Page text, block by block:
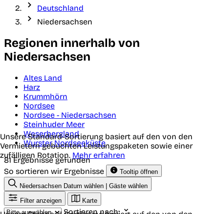
Deutschland
Niedersachsen
Regionen innerhalb von
Niedersachsen
Altes Land
Harz
Krummhörn
Nordsee
Nordsee - Niedersachsen
Steinhuder Meer
Weserbergland
Wurster Nordseeküste
81 Ergebnisse gefunden
So sortieren wir Ergebnisse
Tooltip öffnen
Unsere Standard-Sortierung basiert auf den von den
Vermietern gebuchten Leistungspaketen sowie einer
zufälligen Rotation. Mehr erfahren
Niedersachsen Datum wählen | Gäste wählen
Filter anzeigen
Karte
Sortieren nach: